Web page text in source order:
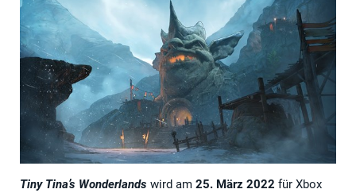
Tiny Tina’s Wonderlands wird am 25. März 2022 für Xbox